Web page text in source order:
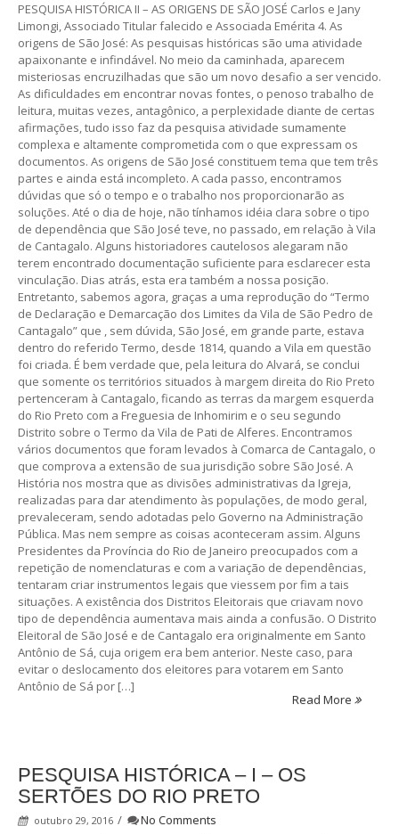
PESQUISA HISTÓRICA II – AS ORIGENS DE SÃO JOSÉ Carlos e Jany
Limongi, Associado Titular falecido e Associada Emérita 4. As
origens de São José: As pesquisas históricas são uma atividade
apaixonante e infindável. No meio da caminhada, aparecem
misteriosas encruzilhadas que são um novo desafio a ser vencido.
As dificuldades em encontrar novas fontes, o penoso trabalho de
leitura, muitas vezes, antagônico, a perplexidade diante de certas
afirmações, tudo isso faz da pesquisa atividade sumamente
complexa e altamente comprometida com o que expressam os
documentos. As origens de São José constituem tema que tem três
partes e ainda está incompleto. A cada passo, encontramos
dúvidas que só o tempo e o trabalho nos proporcionarão as
soluções. Até o dia de hoje, não tínhamos idéia clara sobre o tipo
de dependência que São José teve, no passado, em relação à Vila
de Cantagalo. Alguns historiadores cautelosos alegaram não
terem encontrado documentação suficiente para esclarecer esta
vinculação. Dias atrás, esta era também a nossa posição.
Entretanto, sabemos agora, graças a uma reprodução do “Termo
de Declaração e Demarcação dos Limites da Vila de São Pedro de
Cantagalo” que , sem dúvida, São José, em grande parte, estava
dentro do referido Termo, desde 1814, quando a Vila em questão
foi criada. É bem verdade que, pela leitura do Alvará, se conclui
que somente os territórios situados à margem direita do Rio Preto
pertenceram à Cantagalo, ficando as terras da margem esquerda
do Rio Preto com a Freguesia de Inhomirim e o seu segundo
Distrito sobre o Termo da Vila de Pati de Alferes. Encontramos
vários documentos que foram levados à Comarca de Cantagalo, o
que comprova a extensão de sua jurisdição sobre São José. A
História nos mostra que as divisões administrativas da Igreja,
realizadas para dar atendimento às populações, de modo geral,
prevaleceram, sendo adotadas pelo Governo na Administração
Pública. Mas nem sempre as coisas aconteceram assim. Alguns
Presidentes da Província do Rio de Janeiro preocupados com a
repetição de nomenclaturas e com a variação de dependências,
tentaram criar instrumentos legais que viessem por fim a tais
situações. A existência dos Distritos Eleitorais que criavam novo
tipo de dependência aumentava mais ainda a confusão. O Distrito
Eleitoral de São José e de Cantagalo era originalmente em Santo
Antônio de Sá, cuja origem era bem anterior. Neste caso, para
evitar o deslocamento dos eleitores para votarem em Santo
Antônio de Sá por […]
Read More
PESQUISA HISTÓRICA – I – OS
SERTÕES DO RIO PRETO
outubro 29, 2016 /
No Comments